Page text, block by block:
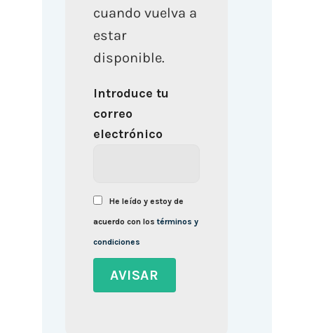
cuando vuelva a
estar
disponible.
Introduce tu
correo
electrónico
He leído y estoy de
acuerdo con lostérminos y
condiciones